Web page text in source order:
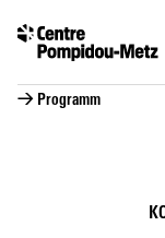
→ Programm